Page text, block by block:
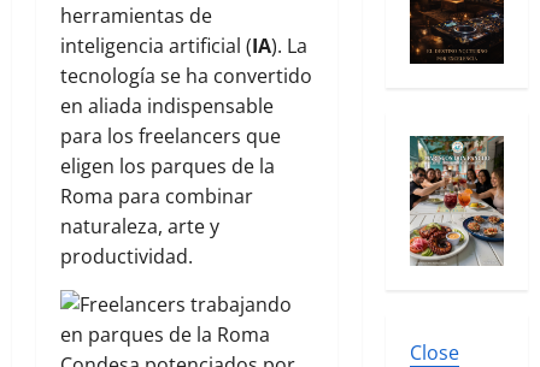
herramientas de
inteligencia artificial (IA). La
tecnología se ha convertido
en aliada indispensable
para los freelancers que
eligen los parques de la
Roma para combinar
naturaleza, arte y
productividad.
Close